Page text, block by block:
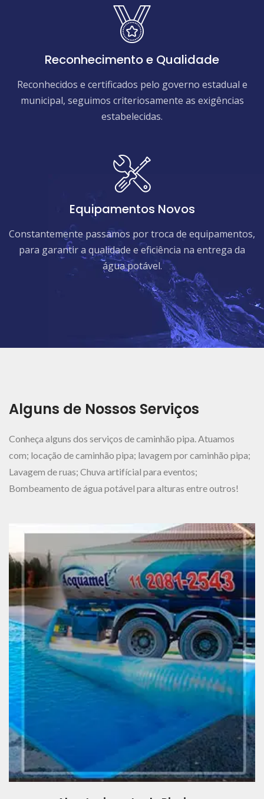
Reconhecimento e Qualidade
Reconhecidos e certificados pelo governo estadual e
municipal, seguimos criteriosamente as exigências
estabelecidas.
Equipamentos Novos
Constantemente passamos por troca de equipamentos,
para garantir a qualidade e eficiência na entrega da
água potável.
Alguns de Nossos Serviços
Conheça alguns dos serviços de caminhão pipa. Atuamos
com; locação de caminhão pipa; lavagem por caminhão pipa;
Lavagem de ruas; Chuva artifícial para eventos;
Bombeamento de água potável para alturas entre outros!